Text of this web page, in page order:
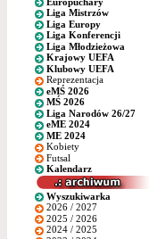
Liga Mistrzów
Liga Europy
Liga Konferencji
Liga Młodzieżowa
Krajowy UEFA
Klubowy UEFA
Reprezentacja
eMŚ 2026
MŚ 2026
Liga Narodów 26/27
eME 2024
ME 2024
Kobiety
Futsal
Kalendarz
Wyszukiwarka
2026 / 2027
2025 / 2026
2024 / 2025